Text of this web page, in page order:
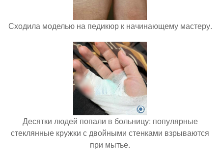
Сходила моделью на педикюр к начинающему мастеру.
Десятки людей попали в больницу: популярные
стеклянные кружки с двойными стенками взрываются
при мытье.